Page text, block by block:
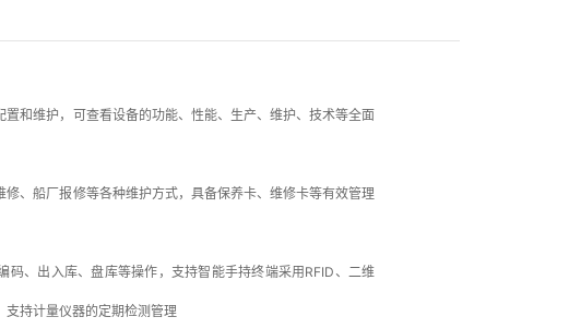
置和维护，可查看设备的功能、性能、生产、维护、技术等全面
、船厂报修等各种维护方式，具备保养卡、维修卡等有效管理
码、出入库、盘库等操作，支持智能手持终端采用RFID、二维
支持计量仪器的定期检测管理